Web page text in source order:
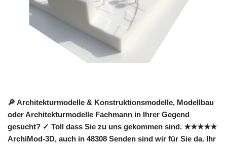
🔎 Architekturmodelle & Konstruktionsmodelle, Modellbau
oder Architekturmodelle Fachmann in Ihrer Gegend
gesucht? ✓ Toll dass Sie zu uns gekommen sind. ★★★★★
ArchiMod-3D, auch in 48308 Senden sind wir für Sie da. Ihr